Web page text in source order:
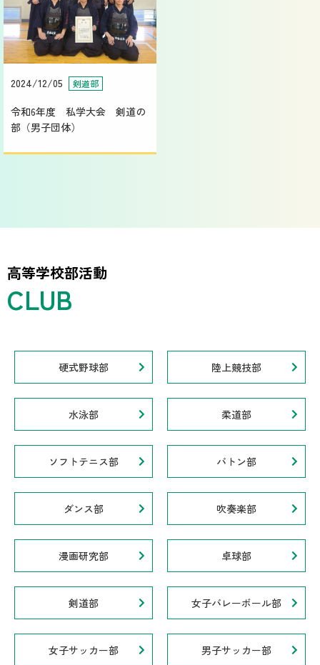
2024/12/05 剣道部
令和6年度 私学大会 剣道の
部（男子団体）
高等学校部活動
硬式野球部 陸上競技部
水泳部 柔道部
ソフトテニス部 バトン部
ダンス部 吹奏楽部
漫画研究部 卓球部
剣道部 女子バレーボール部
女子サッカー部 男子サッカー部